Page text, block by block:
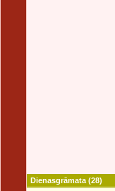
Dienasgrāmata (28)